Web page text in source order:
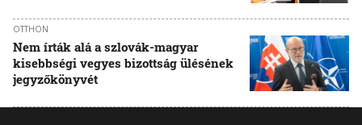
OTTHON
Nem írták alá a szlovák-magyar
kisebbségi vegyes bizottság ülésének
jegyzőkönyvét